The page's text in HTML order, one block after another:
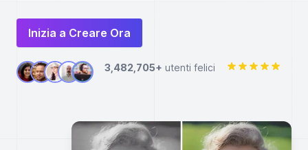
Inizia a Creare Ora
3,482,705+ utenti felici